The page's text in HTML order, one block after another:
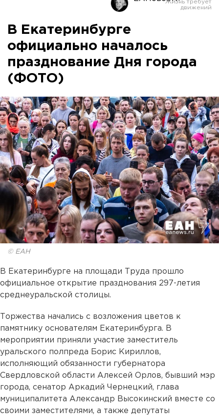
В Екатеринбурге
официально началось
празднование Дня города
(ФОТО)
© ЕАН
В Екатеринбурге на площади Труда прошло
официальное открытие празднования 297-летия
среднеуральской столицы.
Торжества начались с возложения цветов к
памятнику основателям Екатеринбурга. В
мероприятии приняли участие заместитель
уральского полпреда Борис Кириллов,
исполняющий обязанности губернатора
Свердловской области Алексей Орлов, бывший мэр
города, сенатор Аркадий Чернецкий, глава
муниципалитета Александр Высокинский вместе со
своими заместителями, а также депутаты